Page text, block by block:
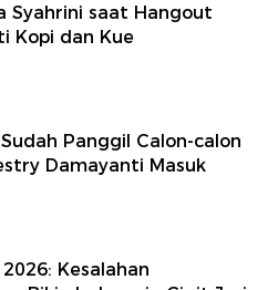
Syahrini saat Hangout
Kopi dan Kue
Panggil Calon-calon
Damayanti Masuk
2026: Kesalahan